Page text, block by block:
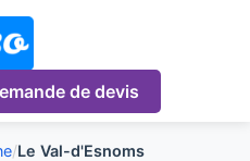
de devis
/Le Val-d'Esnoms